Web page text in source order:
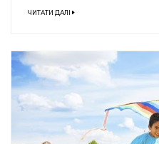
ЧИТАТИ ДАЛІ